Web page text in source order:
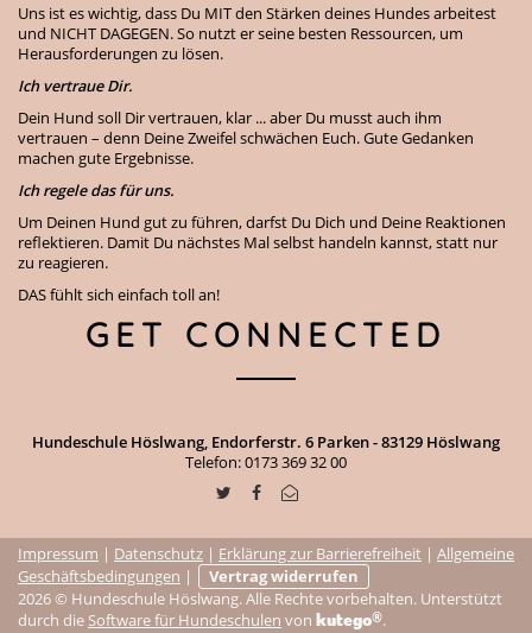
Uns ist es wichtig, dass Du MIT den Stärken deines Hundes arbeitest
und NICHT DAGEGEN. So nutzt er seine besten Ressourcen, um
Herausforderungen zu lösen.
Ich vertraue Dir.
Dein Hund soll Dir vertrauen, klar ... aber Du musst auch ihm
vertrauen – denn Deine Zweifel schwächen Euch. Gute Gedanken
machen gute Ergebnisse.
Ich regele das für uns.
Um Deinen Hund gut zu führen, darfst Du Dich und Deine Reaktionen
reflektieren. Damit Du nächstes Mal selbst handeln kannst, statt nur
zu reagieren.
DAS fühlt sich einfach toll an!
GET CONNECTED
Hundeschule Höslwang, Endorferstr. 6 Parken - 83129 Höslwang
Telefon: 0173 369 32 00
Impressum | Datenschutz | Erklärung zur Barrierefreiheit | Allgemeine
Geschäftsbedingungen |
Vertrag widerrufen
2026 © Hundeschule Höslwang. Alle Rechte vorbehalten. Unterstützt
durch die Software für Hundeschulen von kutego®.